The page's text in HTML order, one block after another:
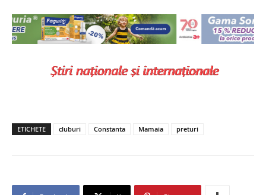
ETICHETE cluburi Constanta Mamaia preturi